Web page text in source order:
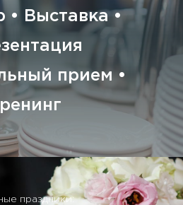
• Выставка •
прием •
праздники: